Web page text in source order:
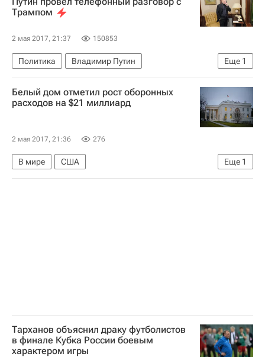
Трампом
2 мая 2017, 21:37 150853
Еще 1
Политика
Владимир Путин
Дональд Трамп
Белый дом отметил рост оборонных
расходов на $21 миллиард
2 мая 2017, 21:36 276
Еще 1
В мире
США
Администрация президента США
Тарханов объяснил драку футболистов
в финале Кубка России боевым
характером игры